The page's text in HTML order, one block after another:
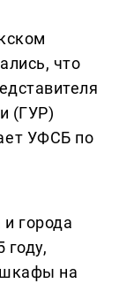
что
(ГУР)
УФСБ по
города
году,
на